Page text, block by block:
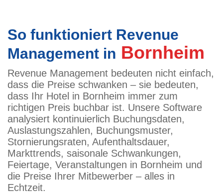
So funktioniert Revenue
Management in Bornheim
Revenue Management bedeuten nicht einfach,
dass die Preise schwanken – sie bedeuten,
dass Ihr Hotel in Bornheim immer zum
richtigen Preis buchbar ist. Unsere Software
analysiert kontinuierlich Buchungsdaten,
Auslastungszahlen, Buchungsmuster,
Stornierungsraten, Aufenthaltsdauer,
Markttrends, saisonale Schwankungen,
Feiertage, Veranstaltungen in Bornheim und
die Preise Ihrer Mitbewerber – alles in
Echtzeit.